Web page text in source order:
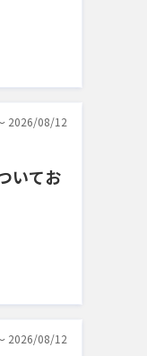
2026/08/12
いてお
2026/08/12